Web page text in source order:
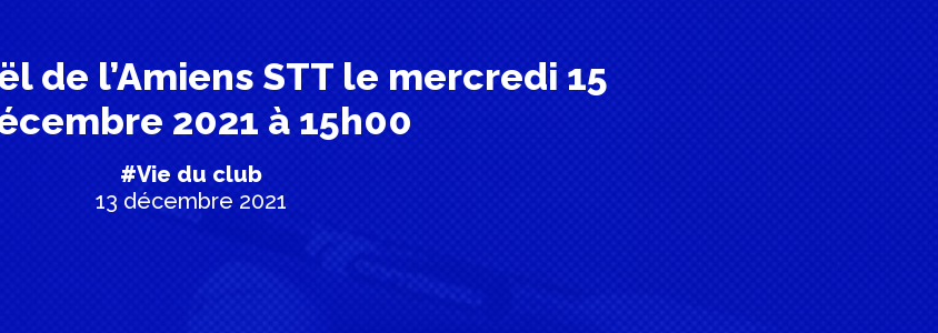
de l’Amiens STT le mercredi 15
2021 à 15h00
#Vie du club
13 décembre 2021